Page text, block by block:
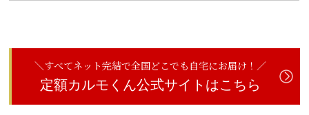
＼すべてネット完結で全国どこでも自宅にお届け！／
定額カルモくん公式サイトはこちら